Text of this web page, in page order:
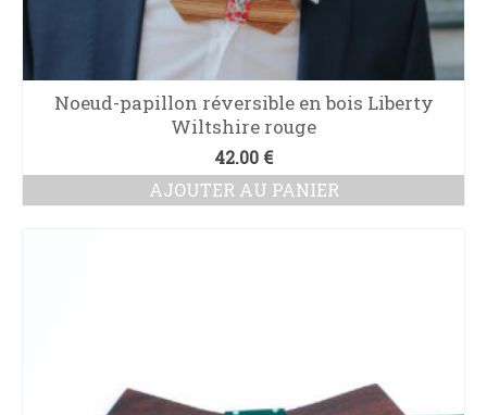
Noeud-papillon réversible en bois Liberty
Wiltshire rouge
42.00 €
AJOUTER AU PANIER